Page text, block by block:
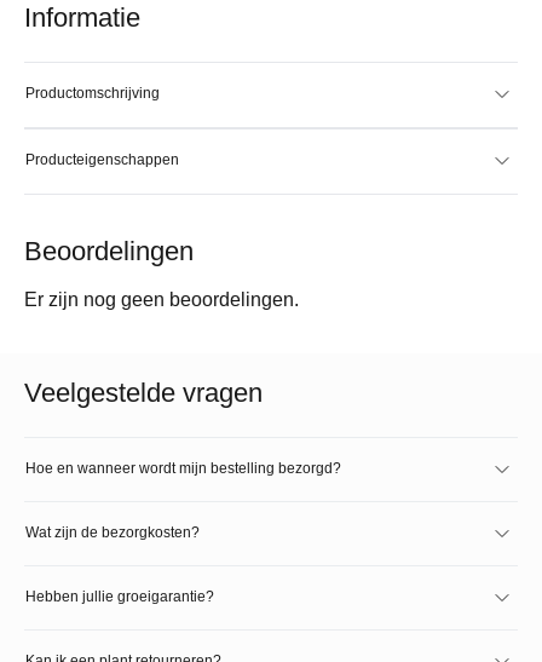
Informatie
Productomschrijving
Producteigenschappen
Beoordelingen
Er zijn nog geen beoordelingen.
Veelgestelde vragen
Hoe en wanneer wordt mijn bestelling bezorgd?
Wat zijn de bezorgkosten?
Hebben jullie groeigarantie?